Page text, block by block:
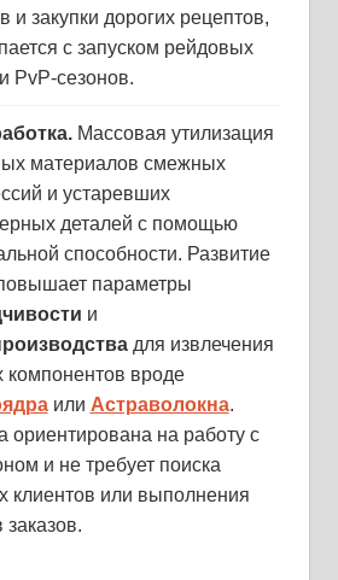
и закупки дорогих рецептов,
с запуском рейдовых
PvP-сезонов.
Массовая утилизация
материалов смежных
и устаревших
деталей с помощью
способности. Развитие
параметры
и
для извлечения
компонентов вроде
или Астраволокна.
ориентирована на работу с
и не требует поиска
клиентов или выполнения
заказов.